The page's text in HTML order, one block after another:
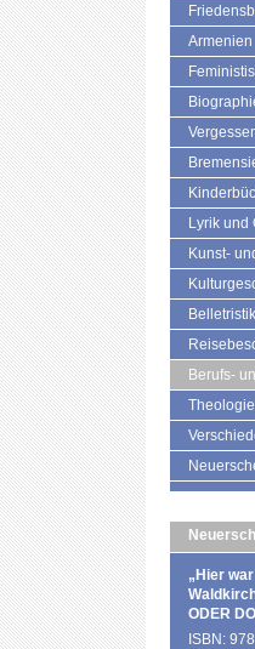
Armenien
Lyrik und
Kunst-
Berufs-
Theologie
„Hier
ODER
ISBN: